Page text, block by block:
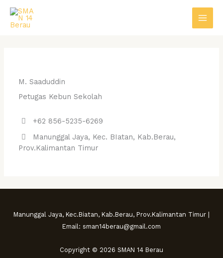
Skip
content
M. Saaduddin
Petugas Kebun Sekolah
+62 856-5235-6269
Manunggal Jaya, Kec. BIatan, Kab.Berau,
Prov.Kalimantan Timur
Manunggal Jaya, Kec.Biatan, Kab.Berau, Prov.Kalimantan Timur |
Email: sman14berau@gmail.com
Copyright © 2026 SMAN 14 Berau